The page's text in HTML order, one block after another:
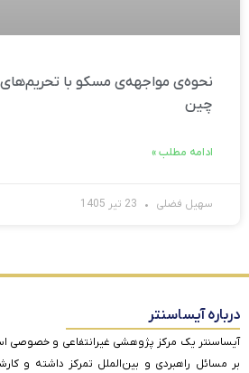
نحوه‌ی مواجهه‌ی مسکو با
چین
ادامه مطلب »
سهیل فضلی
درباره آیساسنتر
آیساسنتر یک مرکز پژوهشی غیرانتفاعی و خصوصی
بر مسائل راهبردی و بین‌الملل تمرکز داشته و